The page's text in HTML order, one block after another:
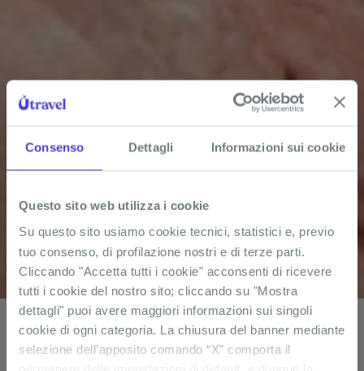
Consenso Dettagli Informazioni sui cookie
Questo sito web utilizza i cookie
Su questo sito usiamo cookie tecnici, statistici e, previo
tuo consenso, di profilazione nostri e di terze parti.
Cliccando "Accetta tutti i cookie" acconsenti di ricevere
tutti i cookie del nostro sito; cliccando su "Mostra
dettagli" puoi avere maggiori informazioni sui singoli
cookie di ogni categoria. La chiusura del banner mediante
selezione dell’apposito comando “X” comporta il
permanere delle impostazioni di default, e dunque la
TOUR ORGANIZZATI IN